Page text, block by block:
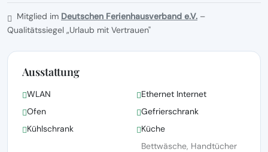
Mitglied im Deutschen Ferienhausverband e.V. –
Qualitätssiegel „Urlaub mit Vertrauen"
Ausstattung
WLAN
Ethernet Internet
Ofen
Gefrierschrank
Kühlschrank
Küche
Bettwäsche, Handtücher